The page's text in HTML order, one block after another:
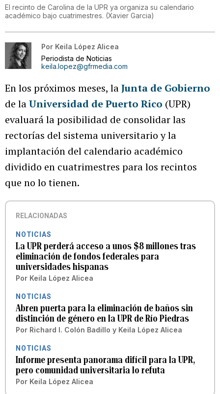
El recinto de Carolina de la UPR ya organiza su calendario
académico bajo cuatrimestres. (Xavier Garcia)
Por Keila López Alicea
Periodista de Noticias
keila.lopez@gfrmedia.com
En los próximos meses, laJunta de Gobierno
de laUniversidad de Puerto Rico (UPR)
evaluará la posibilidad de consolidar las
rectorías del sistema universitario y la
implantación del calendario académico
dividido en cuatrimestres para los recintos
que no lo tienen.
RELACIONADAS
NOTICIAS
La UPR perderá acceso a unos $8 millones tras
eliminación de fondos federales para
universidades hispanas
Por Keila López Alicea
NOTICIAS
Abren puerta para la eliminación de baños sin
distinción de género en la UPR de Río Piedras
Por Richard I. Colón Badillo y Keila López Alicea
NOTICIAS
Informe presenta panorama difícil para la UPR,
pero comunidad universitaria lo refuta
Por Keila López Alicea